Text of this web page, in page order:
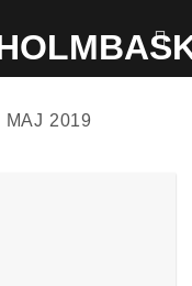
MAJ 2019